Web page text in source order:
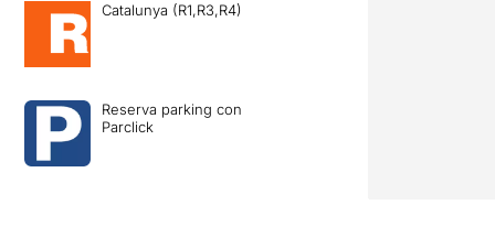
Catalunya (R1,R3,R4)
Reserva parking con
Parclick